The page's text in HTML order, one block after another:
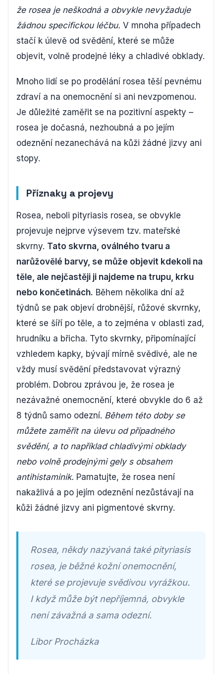
že rosea je neškodná a obvykle nevyžaduje
žádnou specifickou léčbu. V mnoha případech
stačí k úlevě od svědění, které se může
objevit, volně prodejné léky a chladivé obklady.
Mnoho lidí se po prodělání rosea těší pevnému
zdraví a na onemocnění si ani nevzpomenou.
Je důležité zaměřit se na pozitivní aspekty –
rosea je dočasná, nezhoubná a po jejím
odeznění nezanechává na kůži žádné jizvy ani
stopy.
Příznaky a projevy
Rosea, neboli pityriasis rosea, se obvykle
projevuje nejprve výsevem tzv. mateřské
skvrny. Tato skvrna, oválného tvaru a
narůžovělé barvy, se může objevit kdekoli na
těle, ale nejčastěji ji najdeme na trupu, krku
nebo končetinách. Během několika dní až
týdnů se pak objeví drobnější, růžové skvrnky,
které se šíří po těle, a to zejména v oblasti zad,
hrudníku a břicha. Tyto skvrnky, připomínající
vzhledem kapky, bývají mírně svědivé, ale ne
vždy musí svědění představovat výrazný
problém. Dobrou zprávou je, že rosea je
nezávažné onemocnění, které obvykle do 6 až
8 týdnů samo odezní. Během této doby se
můžete zaměřit na úlevu od případného
svědění, a to například chladivými obklady
nebo volně prodejnými gely s obsahem
antihistaminik. Pamatujte, že rosea není
nakažlivá a po jejím odeznění nezůstávají na
kůži žádné jizvy ani pigmentové skvrny.
Rosea, někdy nazývaná také pityriasis
rosea, je běžné kožní onemocnění,
které se projevuje svědivou vyrážkou.
I když může být nepříjemná, obvykle
není závažná a sama odezní.
Libor Procházka